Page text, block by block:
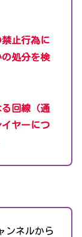
止行為に
処分を検
回線（通
ヤーにつ
ンネルから